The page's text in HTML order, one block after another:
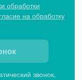
обработки
на обработку
звонок,